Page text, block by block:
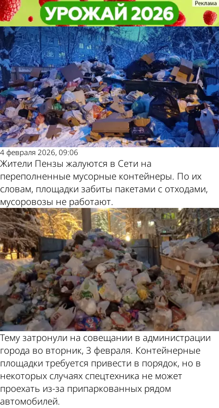
В Пензе объяснили, почему
прекратился вывоз мусора
Общество
4 февраля 2026, 09:06
Жители Пензы жалуются в Сети на
переполненные мусорные контейнеры. По их
словам, площадки забиты пакетами с отходами,
мусоровозы не работают.
Тему затронули на совещании в администрации
города во вторник, 3 февраля. Контейнерные
площадки требуется привести в порядок, но в
некоторых случаях спецтехника не может
проехать из-за припаркованных рядом
автомобилей.
В Пензе объяснили, почему
прекратился вывоз мусора
Общество
Другие
новости по
теме
Погода и
курсы валют
в Пензе